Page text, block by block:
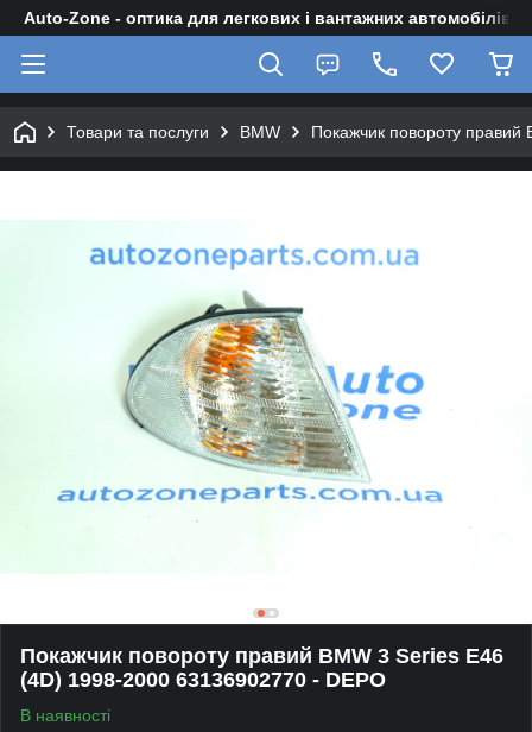
Auto-Zone - оптика для легкових і вантажних автомобілів
Товари та послуги BMW Покажчик повороту
Покажчик повороту правий BMW 3 Series E46
(4D) 1998-2000 63136902770 - DEPO
В наявності